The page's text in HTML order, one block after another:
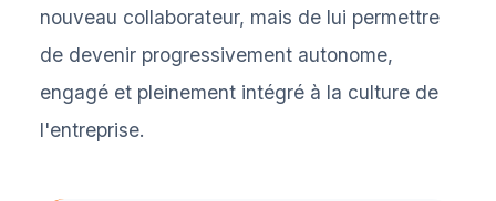
nouveau collaborateur, mais de lui permettre
de devenir progressivement autonome,
engagé et pleinement intégré à la culture de
l'entreprise.